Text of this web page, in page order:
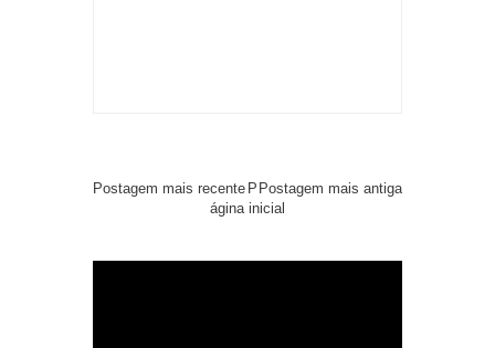
Postagem mais recente Postagem mais antiga
P
ágina inicial